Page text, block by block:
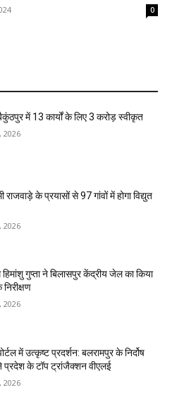
0
में 13 कार्यों के लिए 3 करोड़ स्वीकृत
2026
राजवाड़े के प्रयासों से 97 गांवों में होगा विद्युत
2026
गुप्ता ने बिलासपुर केंद्रीय जेल का किया
2026
में उत्कृष्ट प्रदर्शन: बलरामपुर के निर्दोष
प्रदेश के टॉप ट्रांजैक्शन वीएलई
2026